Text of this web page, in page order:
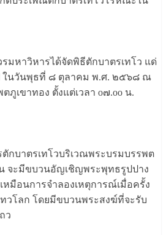
มหาวิหารได้จัดพิธีตักบาตรเทโว แด่
ในวันพุธที่ ๘ ตุลาคม พ.ศ. ๒๕๖๘ ณ
ภูเขาทอง ตั้งแต่เวลา o๗.oo น.
กบาตรเทโวบริเวณพระบรมบรรพต
จะมีขบวนอัญเชิญพระพุทธรูปปาง
หมือนการจำลองเหตุการณ์เมื่อครั้ง
ทวโลก โดยมีขบวนพระสงฆ์ที่จะรับ
ว